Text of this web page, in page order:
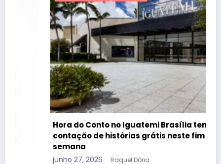
Hora do Conto no Iguatemi Brasília tem
contação de histórias grátis neste fim de
junho 27, 2026 Raquel Dória